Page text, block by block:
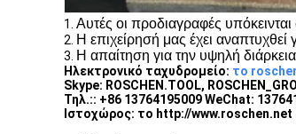
1. Αυτές οι προδιαγραφές
2. Η επιχείρησή μας έχει
3. Η απαίτηση για την υψηλή
Ηλεκτρονικό ταχυδρομείο: το
Skype: ROSCHEN.TOOL,
Τηλ.:: +86 13764195009 WeChat:
Ιστοχώρος: το http://www.roschen.net